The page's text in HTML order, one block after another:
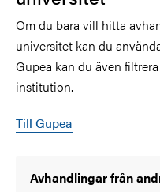
Om du bara vill hitta
universitet kan du
Gupea kan du även
institution.
Till Gupea
Avhandlingar från